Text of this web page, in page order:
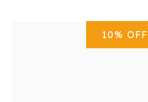
10% OFF